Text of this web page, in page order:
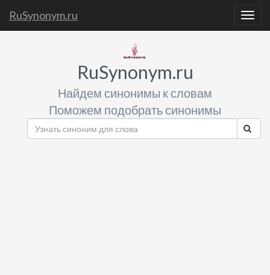
RuSynonym.ru
RuSynonym.ru
Найдем синонимы к словам
Поможем подобрать синонимы